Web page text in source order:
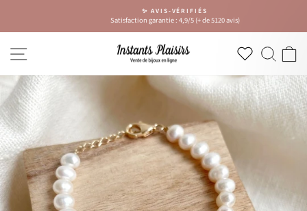
contenu
Diaporama
Pause
✨ AVIS-VÉRIFIÉS
Satisfaction garantie : 4,9/5 (+ de 5120 avis)